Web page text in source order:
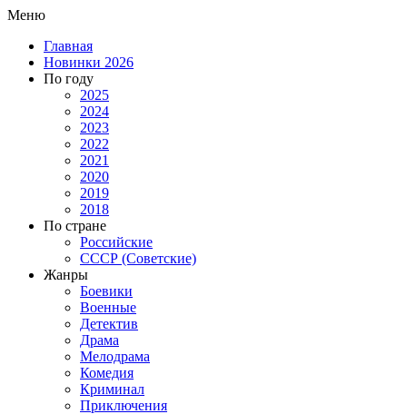
Меню
Главная
Новинки 2026
По году
2025
2024
2023
2022
2021
2020
2019
2018
По стране
Российские
СССР (Советские)
Жанры
Боевики
Военные
Детектив
Драма
Мелодрама
Комедия
Криминал
Приключения